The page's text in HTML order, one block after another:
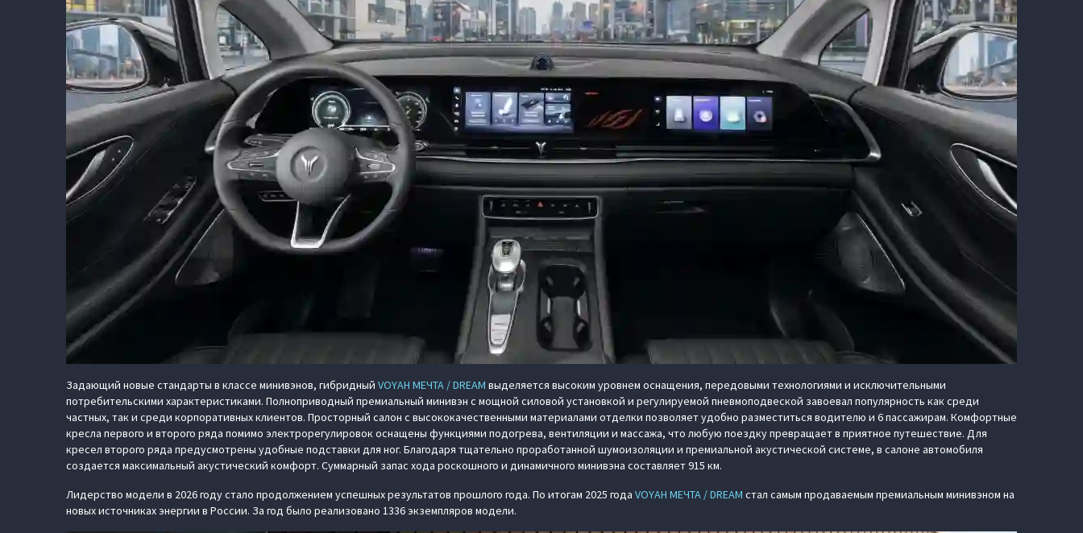
Задающий новые стандарты в классе минивэнов, гибридный VOYAH МЕЧТА / DREAM выделяется высоким уровнем оснащения, передовыми технологиями и исключительными
потребительскими характеристиками. Полноприводный премиальный минивэн с мощной силовой установкой и регулируемой пневмоподвеской завоевал популярность как среди
частных, так и среди корпоративных клиентов. Просторный салон с высококачественными материалами отделки позволяет удобно разместиться водителю и 6 пассажирам. Комфортные
кресла первого и второго ряда помимо электрорегулировок оснащены функциями подогрева, вентиляции и массажа, что любую поездку превращает в приятное путешествие. Для
кресел второго ряда предусмотрены удобные подставки для ног. Благодаря тщательно проработанной шумоизоляции и премиальной акустической системе, в салоне автомобиля
создается максимальный акустический комфорт. Суммарный запас хода роскошного и динамичного минивэна составляет 915 км.
Лидерство модели в 2026 году стало продолжением успешных результатов прошлого года. По итогам 2025 года VOYAH МЕЧТА / DREAM стал самым продаваемым премиальным минивэном на
новых источниках энергии в России. За год было реализовано 1336 экземпляров модели.